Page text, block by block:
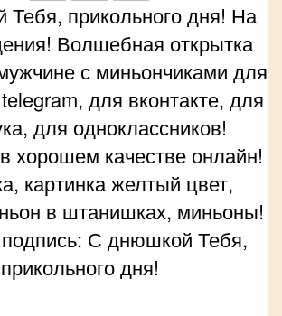
прикольного дня! На
Волшебная открытка
с миньончиками для
для вконтакте, для
для одноклассников!
хорошем качестве онлайн!
картинка желтый цвет,
в штанишках, миньоны!
С днюшкой Тебя,
прикольного дня!